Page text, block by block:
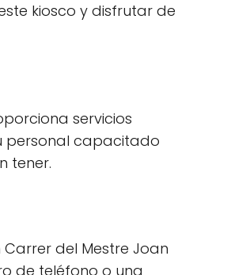
kiosco y disfrutar de
servicios
personal capacitado
tener.
Carrer del Mestre Joan
de teléfono o una